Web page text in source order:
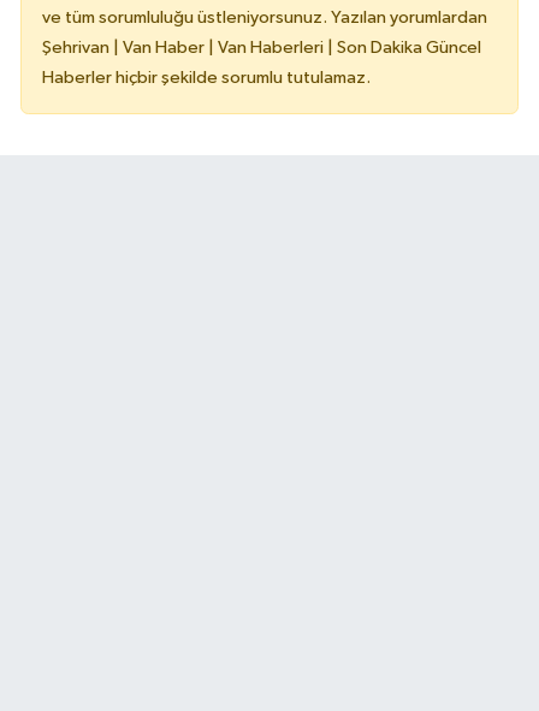
ve tüm sorumluluğu üstleniyorsunuz. Yazılan yorumlardan
Şehrivan | Van Haber | Van Haberleri | Son Dakika Güncel
Haberler hiçbir şekilde sorumlu tutulamaz.